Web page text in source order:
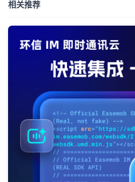
相关推荐
我已阅读并同意通讯云服务条款
不了，谢谢